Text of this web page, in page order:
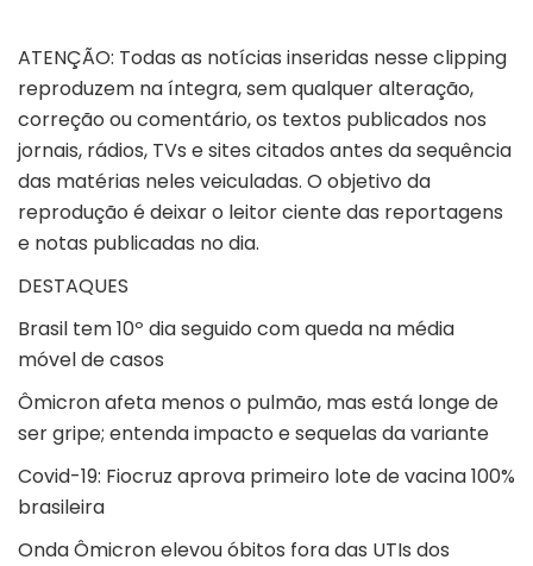
ATENÇÃO: Todas as notícias inseridas nesse clipping
reproduzem na íntegra, sem qualquer alteração,
correção ou comentário, os textos publicados nos
jornais, rádios, TVs e sites citados antes da sequência
das matérias neles veiculadas. O objetivo da
reprodução é deixar o leitor ciente das reportagens
e notas publicadas no dia.
DESTAQUES
Brasil tem 10º dia seguido com queda na média
móvel de casos
Ômicron afeta menos o pulmão, mas está longe de
ser gripe; entenda impacto e sequelas da variante
Covid-19: Fiocruz aprova primeiro lote de vacina 100%
brasileira
Onda Ômicron elevou óbitos fora das UTIs dos